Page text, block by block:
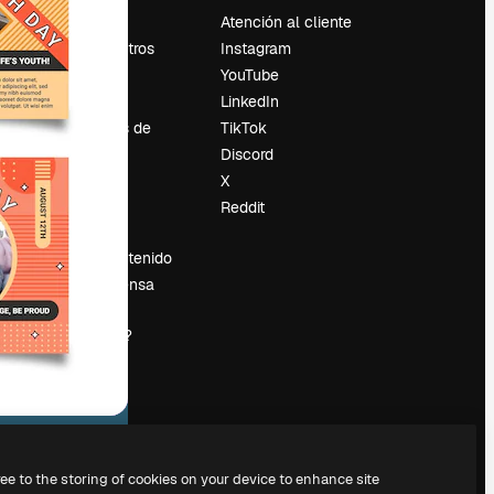
Precios
Sobre nosotros
Reviews
Empleo
Tendencias de
búsqueda
Blog
Slidesgo
Vender contenido
Sala de prensa
¿Buscas
magnific.ai?
Atención al cliente
Instagram
YouTube
LinkedIn
TikTok
Discord
X
Reddit
to the storing of cookies on your device to enhance site